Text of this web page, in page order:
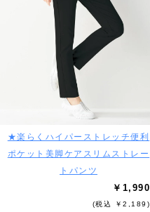
★楽らくハイパーストレッチ便利
ポケット美脚ケアスリムストレー
トパンツ
￥1,990
(税込 ￥2,189)